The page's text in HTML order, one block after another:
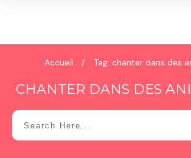
Accueil / Tag: chanter dans des
CHANTER DANS DES